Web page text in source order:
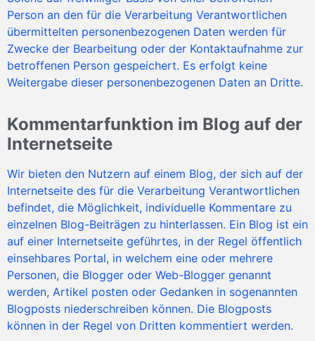
Person an den für die Verarbeitung Verantwortlichen
übermittelten personenbezogenen Daten werden für
Zwecke der Bearbeitung oder der Kontaktaufnahme zur
betroffenen Person gespeichert. Es erfolgt keine
Weitergabe dieser personenbezogenen Daten an Dritte.
Kommentarfunktion im Blog auf der
Internetseite
Wir bieten den Nutzern auf einem Blog, der sich auf der
Internetseite des für die Verarbeitung Verantwortlichen
befindet, die Möglichkeit, individuelle Kommentare zu
einzelnen Blog-Beiträgen zu hinterlassen. Ein Blog ist ein
auf einer Internetseite geführtes, in der Regel öffentlich
einsehbares Portal, in welchem eine oder mehrere
Personen, die Blogger oder Web-Blogger genannt
werden, Artikel posten oder Gedanken in sogenannten
Blogposts niederschreiben können. Die Blogposts
können in der Regel von Dritten kommentiert werden.